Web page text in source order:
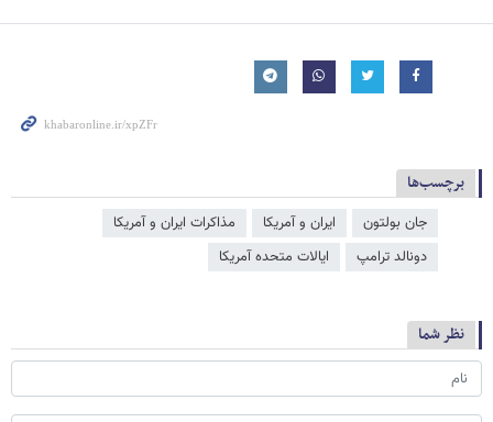
برچسب‌ها
جان بولتون ایران و آمریکا
مذاکرات ایران و آمریکا
دونالد ترامپ
ایالات متحده آمریکا
نظر شما